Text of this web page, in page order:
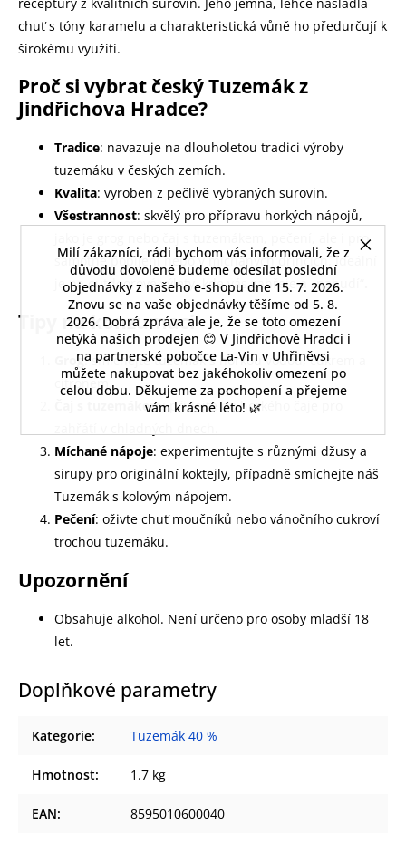
Milí zákazníci, rádi bychom vás informovali, že z
důvodu dovolené budeme odesílat poslední
objednávky z našeho e‑shopu dne 15. 7. 2026.
Znovu se na vaše objednávky těšíme od 5. 8.
2026. Dobrá zpráva ale je, že se toto omezení
netýká našich prodejen 😊 V Jindřichově Hradci i
na partnerské pobočce La‑Vin v Uhřiněvsi
můžete nakupovat bez jakéhokoliv omezení po
celou dobu. Děkujeme za pochopení a přejeme
vám krásné léto! 🌿
chuť s tóny karamelu a charakteristická vůně ho předurčují k
širokému využití.
Proč si vybrat český Tuzemák z
Jindřichova Hradce?
Tradice: navazuje na dlouholetou tradici výroby
tuzemáku v českých zemích.
Kvalita: vyroben z pečlivě vybraných surovin.
Všestrannost: skvělý pro přípravu horkých nápojů,
jako je grog nebo čaj s tuzemákem, pečení, ale i pro
samotné popíjení nebo v míchaných drincích. Ideální
je na outdoorové výlety, kde vás zahřeje a „nabudí“
Tipy na konzumaci
Grog: smíchejte tuzemák s horkou vodou, cukrem a
citronem.
Čaj s tuzemákem: přidejte do horkého čaje pro
Míchané nápoje: experimentujte s různými džusy a
sirupy pro originální koktejly, případně smíchejte náš
Tuzemák s kolovým nápojem.
Pečení: oživte chuť moučníků nebo vánočního cukroví
trochou tuzemáku.
Upozornění
Obsahuje alkohol. Není určeno pro osoby mladší 18
let.
Doplňkové parametry
Kategorie: Tuzemák 40 %
Hmotnost: 1.7 kg
EAN: 8595010600040